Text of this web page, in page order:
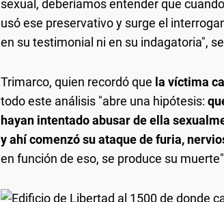
sexual, deberíamos entender que
usó ese preservativo y surge el
en su testimonial ni en su indagatoria",
Trimarco, quien recordó que la víctima
todo este análisis "abre una hipótesis:
hayan intentado abusar de ella
y ahí comenzó su ataque de furia,
en función de eso, se produce su